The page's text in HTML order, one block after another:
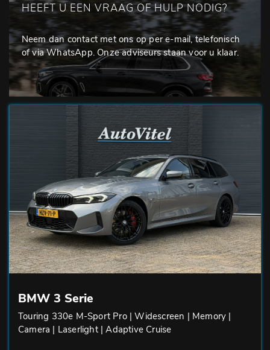
HEEFT U EEN VRAAG OF HULP NODIG?
Neem dan contact met ons op per e-mail, telefonisch
of via WhatsApp. Onze adviseurs staan voor u klaar.
BMW 3 Serie
Touring 330e M-Sport Pro | Widescreen | Memory |
Camera | Laserlight | Adaptive Cruise